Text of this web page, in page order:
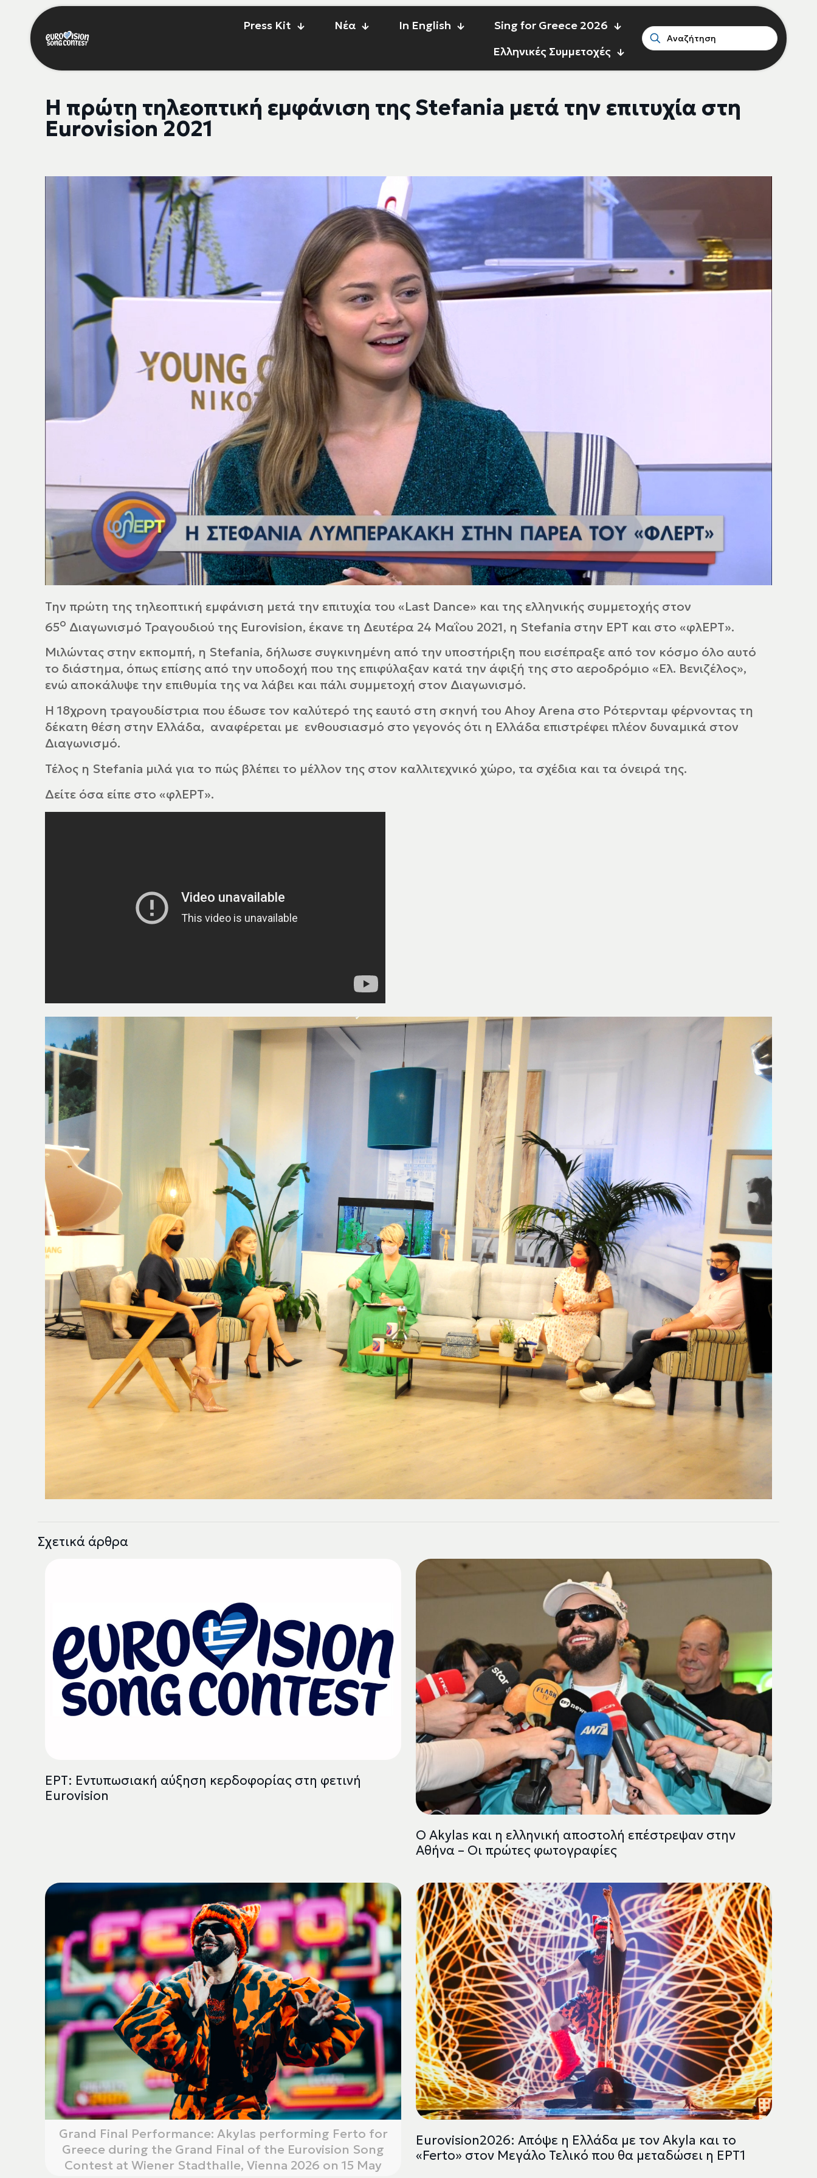
Press Kit Νέα In English
Sing for Greece 2026
Ελληνικές Συμμετοχές
Η πρώτη τηλεοπτική εμφάνιση της Stefania μετά την επιτυχία στη
Eurovision 2021
Την πρώτη της τηλεοπτική εμφάνιση μετά την επιτυχία του «Last Dance» και της ελληνικής συμμετοχής στον
65ο Διαγωνισμό Τραγουδιού της Eurovision, έκανε τη Δευτέρα 24 Μαΐου 2021, η Stefania στην ΕΡΤ και στο «φλΕΡΤ».
Μιλώντας στην εκπομπή, η Stefania, δήλωσε συγκινημένη από την υποστήριξη που εισέπραξε από τον κόσμο όλο αυτό
το διάστημα, όπως επίσης από την υποδοχή που της επιφύλαξαν κατά την άφιξή της στο αεροδρόμιο «Ελ. Βενιζέλος»,
ενώ αποκάλυψε την επιθυμία της να λάβει και πάλι συμμετοχή στον Διαγωνισμό.
Η 18χρονη τραγουδίστρια που έδωσε τον καλύτερό της εαυτό στη σκηνή του Ahoy Arena στο Ρότερνταμ φέρνοντας τη
δέκατη θέση στην Ελλάδα, αναφέρεται με ενθουσιασμό στο γεγονός ότι η Ελλάδα επιστρέφει πλέον δυναμικά στον
Διαγωνισμό.
Τέλος η Stefania μιλά για το πώς βλέπει το μέλλον της στον καλλιτεχνικό χώρο, τα σχέδια και τα όνειρά της.
Δείτε όσα είπε στο «φλΕΡΤ».
Σχετικά άρθρα
ΕΡΤ: Εντυπωσιακή αύξηση κερδοφορίας στη φετινή
Eurovision
Ο Akylas και η ελληνική αποστολή επέστρεψαν στην
Αθήνα – Οι πρώτες φωτογραφίες
Grand Final Performance: Akylas performing Ferto for
Greece during the Grand Final of the Eurovision Song
Contest at Wiener Stadthalle, Vienna 2026 on 15 May
Eurovision2026: Απόψε η Ελλάδα με τον Akyla και το
«Ferto» στον Μεγάλο Τελικό που θα μεταδώσει η ΕΡΤ1